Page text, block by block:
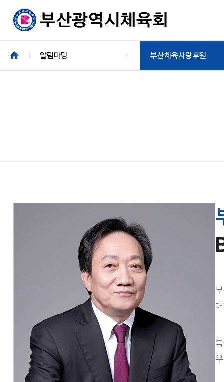
알림마당 부산체육사랑후원